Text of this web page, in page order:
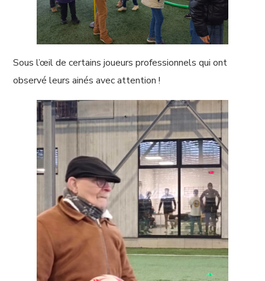
Sous l’œil de certains joueurs professionnels qui ont
observé leurs ainés avec attention !